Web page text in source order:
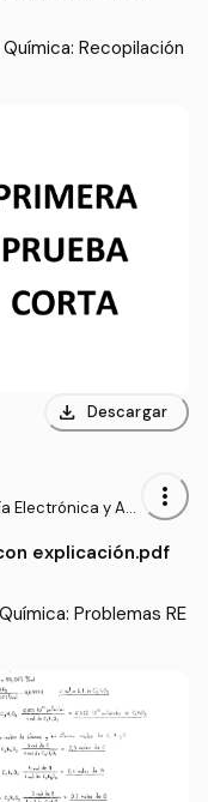
Recopilación
download Descargar
Electrónica y Aut
more_vert
explicación.pdf
Problemas RE